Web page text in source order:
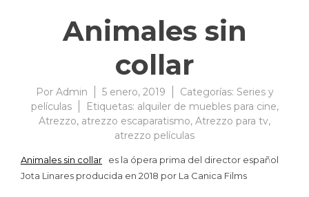
Animales sin
collar
Por Admin 5 enero, 2019 Categorías: Series y
películas
Etiquetas: alquiler de muebles para cine,
Atrezzo, atrezzo escaparatismo, Atrezzo para tv,
atrezzo películas
Animales sin collar es la ópera prima del director español
Jota Linares producida en 2018 por La Canica Films